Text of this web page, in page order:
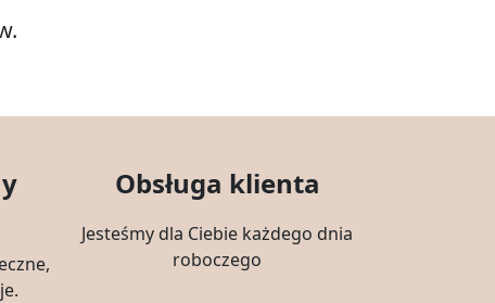
Obsługa klienta
Jesteśmy dla Ciebie każdego dnia
roboczego